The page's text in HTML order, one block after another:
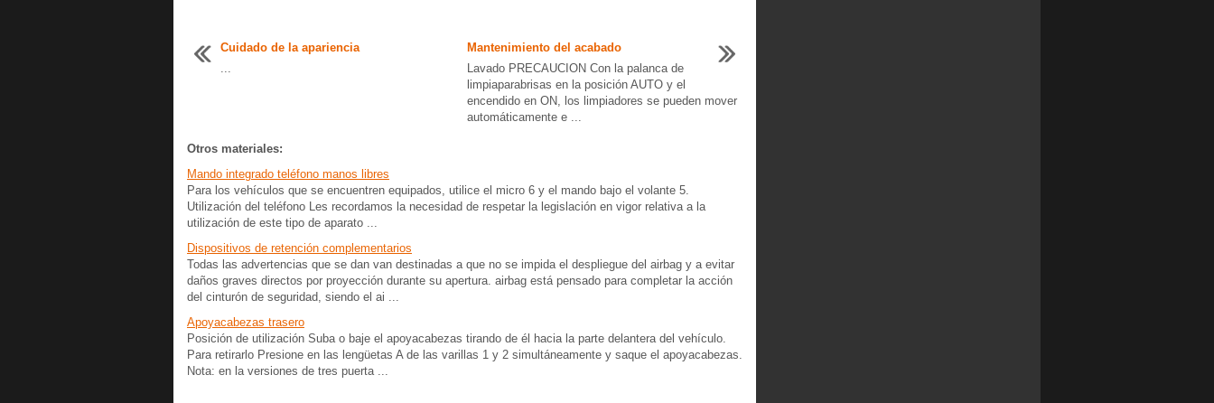
Cuidado de la apariencia
...
Mantenimiento del acabado
Lavado PRECAUCION Con la palanca de
limpiaparabrisas en la posición AUTO y el
encendido en ON, los limpiadores se pueden mover
automáticamente e ...
Otros materiales:
Mando integrado teléfono manos libres
Para los vehículos que se encuentren equipados, utilice el micro 6 y el mando bajo el volante 5.
Utilización del teléfono Les recordamos la necesidad de respetar la legislación en vigor relativa a la
utilización de este tipo de aparato ...
Dispositivos de retención complementarios
Todas las advertencias que se dan van destinadas a que no se impida el despliegue del airbag y a evitar
daños graves directos por proyección durante su apertura. airbag está pensado para completar la acción
del cinturón de seguridad, siendo el ai ...
Apoyacabezas trasero
Posición de utilización Suba o baje el apoyacabezas tirando de él hacia la parte delantera del vehículo.
Para retirarlo Presione en las lengüetas A de las varillas 1 y 2 simultáneamente y saque el apoyacabezas.
Nota: en la versiones de tres puerta ...